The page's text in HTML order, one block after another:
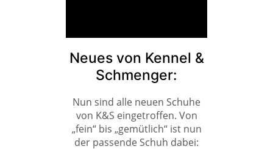
Neues von Kennel &
Schmenger:
Nun sind alle neuen Schuhe
von K&S eingetroffen. Von
„fein“ bis „gemütlich“ ist nun
der passende Schuh dabei: